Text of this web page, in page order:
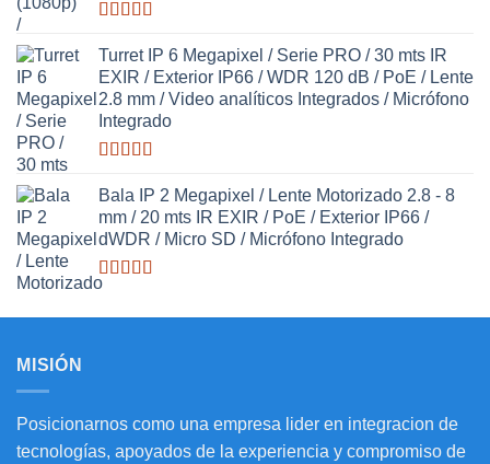
con3.63
de 5
Turret IP 6 Megapixel / Serie PRO / 30 mts IR
EXIR / Exterior IP66 / WDR 120 dB / PoE / Lente
2.8 mm / Video analíticos Integrados / Micrófono
Integrado
con
3.27 de
5
Bala IP 2 Megapixel / Lente Motorizado 2.8 - 8
mm / 20 mts IR EXIR / PoE / Exterior IP66 /
dWDR / Micro SD / Micrófono Integrado
Valorado
MISIÓN
Posicionarnos como una empresa lider en integracion de
tecnologías, apoyados de la experiencia y compromiso de